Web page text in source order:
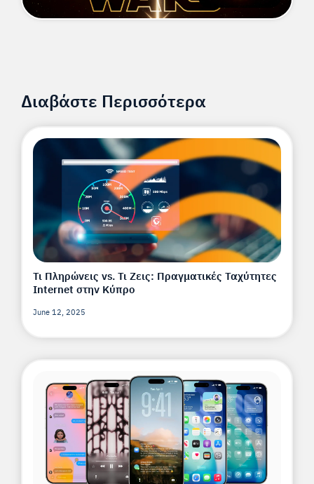
Διαβάστε Περισσότερα
Τι Πληρώνεις vs. Τι Ζεις: Πραγματικές Ταχύτητες
Internet στην Κύπρο
June 12, 2025